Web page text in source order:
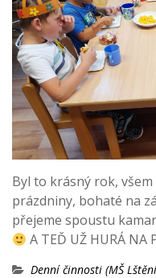
Byl to krásný rok,
prázdniny, bohaté na
přejeme spoustu
A TEĎ UŽ HURÁ NA
Denní činnosti (MŠ